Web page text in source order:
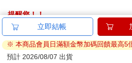
提醒您！！
金石堂及銀行均不會請您操作ATM! 如
ATM提款機，請不要聽從指示，以免
退換貨須知：
立即結帳
※ 本商品會員日滿額金幣加碼回饋最高5
預計 2026/08/07 出貨